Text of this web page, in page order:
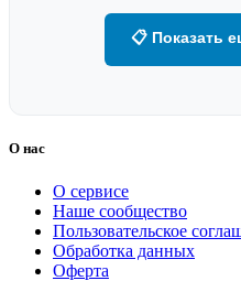
📋 Показать
О нас
О сервисе
Наше сообщество
Пользовательское
Обработка данных
Оферта